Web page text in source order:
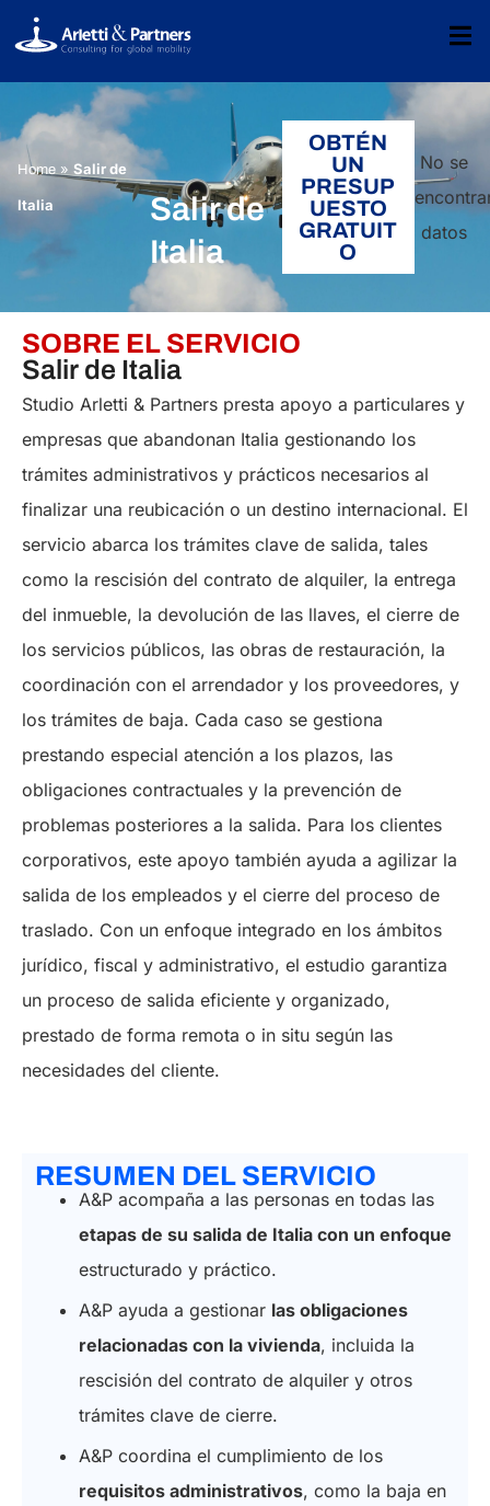
Home » Salir de
Italia
Salir de
Italia
OBTÉN
UN
PRESUP
UESTO
GRATUIT
O
No se
datos
SOBRE EL SERVICIO
Salir de Italia
Studio Arletti & Partners presta apoyo a particulares y
empresas que abandonan Italia gestionando los
trámites administrativos y prácticos necesarios al
finalizar una reubicación o un destino internacional. El
servicio abarca los trámites clave de salida, tales
como la rescisión del contrato de alquiler, la entrega
del inmueble, la devolución de las llaves, el cierre de
los servicios públicos, las obras de restauración, la
coordinación con el arrendador y los proveedores, y
los trámites de baja. Cada caso se gestiona
prestando especial atención a los plazos, las
obligaciones contractuales y la prevención de
problemas posteriores a la salida. Para los clientes
corporativos, este apoyo también ayuda a agilizar la
salida de los empleados y el cierre del proceso de
traslado. Con un enfoque integrado en los ámbitos
jurídico, fiscal y administrativo, el estudio garantiza
un proceso de salida eficiente y organizado,
prestado de forma remota o in situ según las
necesidades del cliente.
RESUMEN DEL SERVICIO
A&P acompaña a las personas en todas las
etapas de su salida de Italia con un enfoque
estructurado y práctico.
A&P ayuda a gestionar las obligaciones
relacionadas con la vivienda, incluida la
rescisión del contrato de alquiler y otros
trámites clave de cierre.
A&P coordina el cumplimiento de los
requisitos administrativos, como la baja en